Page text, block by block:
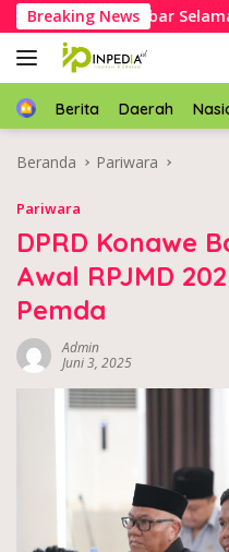
Langsung
ke
konten
Breaking News
Mubar Selamat Usai
HomeBerita Daerah
Beranda Pariwara
Pariwara
DPRD Konawe
Awal RPJMD
Pemda
Admin
Juni 3, 2025